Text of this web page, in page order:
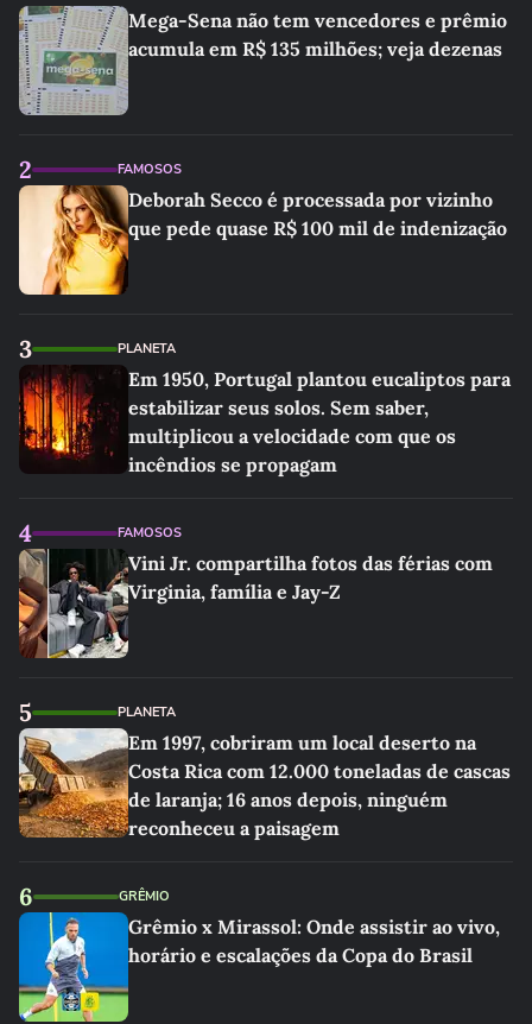
Mega-Sena não tem vencedores e prêmio
acumula em R$ 135 milhões; veja dezenas
2 FAMOSOS
Deborah Secco é processada por vizinho
que pede quase R$ 100 mil de indenização
3 PLANETA
Em 1950, Portugal plantou eucaliptos para
estabilizar seus solos. Sem saber,
multiplicou a velocidade com que os
incêndios se propagam
4 FAMOSOS
Vini Jr. compartilha fotos das férias com
Virginia, família e Jay-Z
5 PLANETA
Em 1997, cobriram um local deserto na
Costa Rica com 12.000 toneladas de cascas
de laranja; 16 anos depois, ninguém
reconheceu a paisagem
6 GRÊMIO
Grêmio x Mirassol: Onde assistir ao vivo,
horário e escalações da Copa do Brasil